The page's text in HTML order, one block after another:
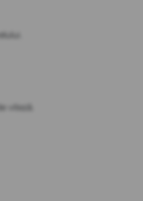
viteză.